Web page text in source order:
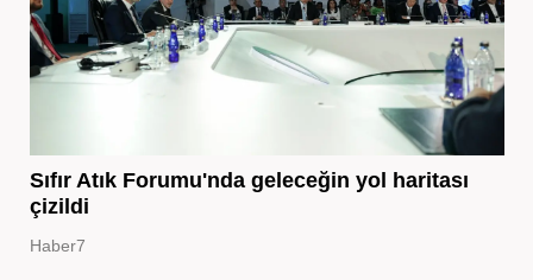
Sıfır Atık Forumu'nda geleceğin yol haritası
çizildi
Haber7